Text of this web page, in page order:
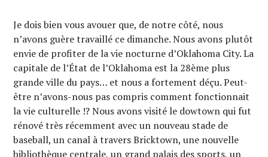
Je dois bien vous avouer que, de notre côté, nous
n’avons guère travaillé ce dimanche. Nous avons plutôt
envie de profiter de la vie nocturne d’Oklahoma City. La
capitale de l’État de l’Oklahoma est la 28ème plus
grande ville du pays… et nous a fortement déçu. Peut-
être n’avons-nous pas compris comment fonctionnait
la vie culturelle !? Nous avons visité le dowtown qui fut
rénové très récemment avec un nouveau stade de
baseball, un canal à travers Bricktown, une nouvelle
bibliothèque centrale, un grand palais des sports, un